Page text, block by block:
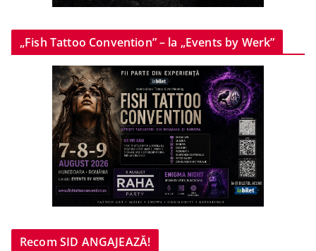
„Fish Tattoo Convention” – la „Events by Werk”
Recom SID ANGAJEAZĂ!